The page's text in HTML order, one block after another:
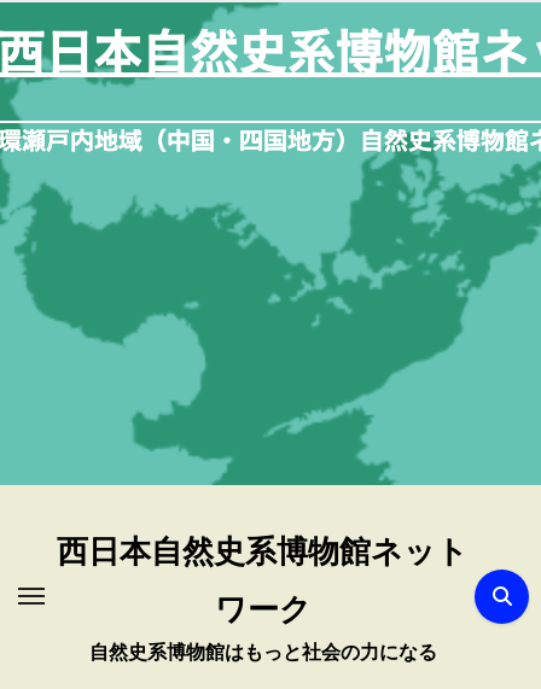
容
を
ス
キ
ッ
プ
西日本自然史系博物館ネット
ワーク
自然史系博物館はもっと社会の力になる